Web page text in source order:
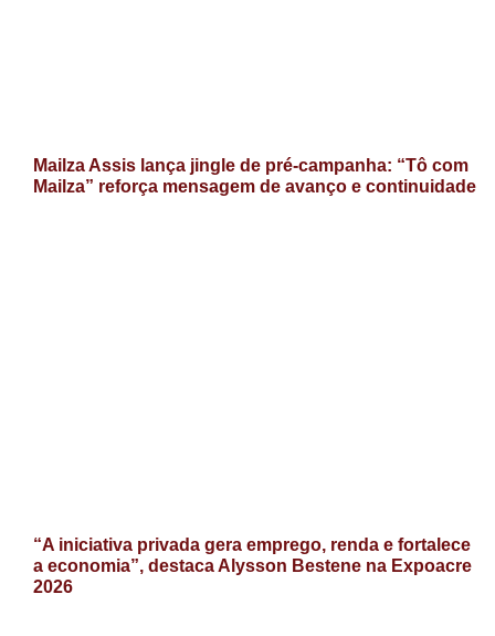
Mailza Assis lança jingle de pré-campanha: “Tô com
Mailza” reforça mensagem de avanço e continuidade
“A iniciativa privada gera emprego, renda e fortalece
a economia”, destaca Alysson Bestene na Expoacre
2026